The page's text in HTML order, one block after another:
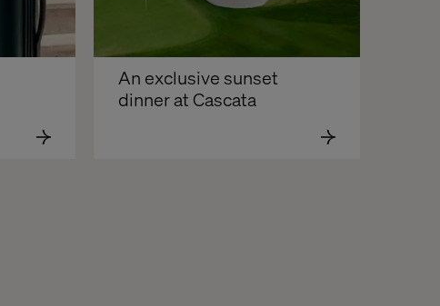
An exclusive sunset
dinner at Cascata